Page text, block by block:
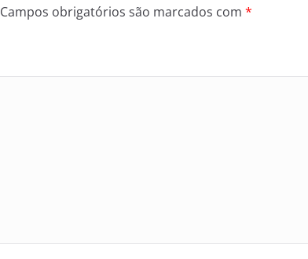
Campos obrigatórios são marcados com *